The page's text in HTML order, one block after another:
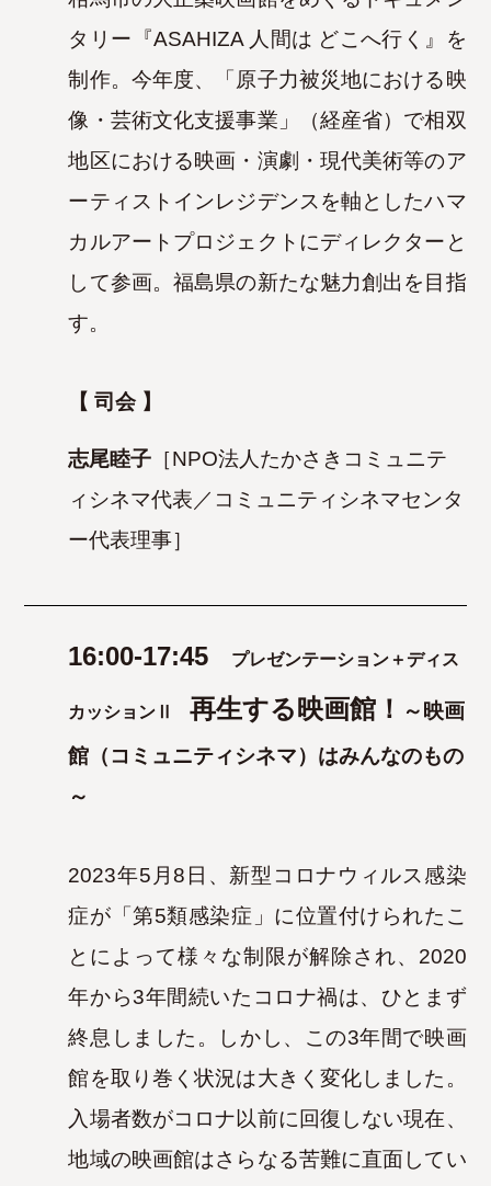
タリー『ASAHIZA 人間は どこへ行く』を
制作。今年度、「原子力被災地における映
像・芸術文化支援事業」（経産省）で相双
地区における映画・演劇・現代美術等のア
ーティストインレジデンスを軸としたハマ
カルアートプロジェクトにディレクターと
して参画。福島県の新たな魅力創出を目指
す。
【 司会 】
志尾睦子 ［NPO法人たかさきコミュニテ
ィシネマ代表／コミュニティシネマセンタ
ー代表理事］
16:00-17:45 プレゼンテーション＋ディス
カッションⅡ 再生する映画館！
～映画
館（コミュニティシネマ）はみんなのもの
～
2023年5月8日、新型コロナウィルス感染
症が「第5類感染症」に位置付けられたこ
とによって様々な制限が解除され、 2020
年から3年間続いたコロナ禍は、ひとまず
終息しました。しかし、この3年間で映画
館を取り巻く状況は大きく変化しました。
入場者数がコロナ以前に回復しない現在、
地域の映画館はさらなる苦難に直面してい